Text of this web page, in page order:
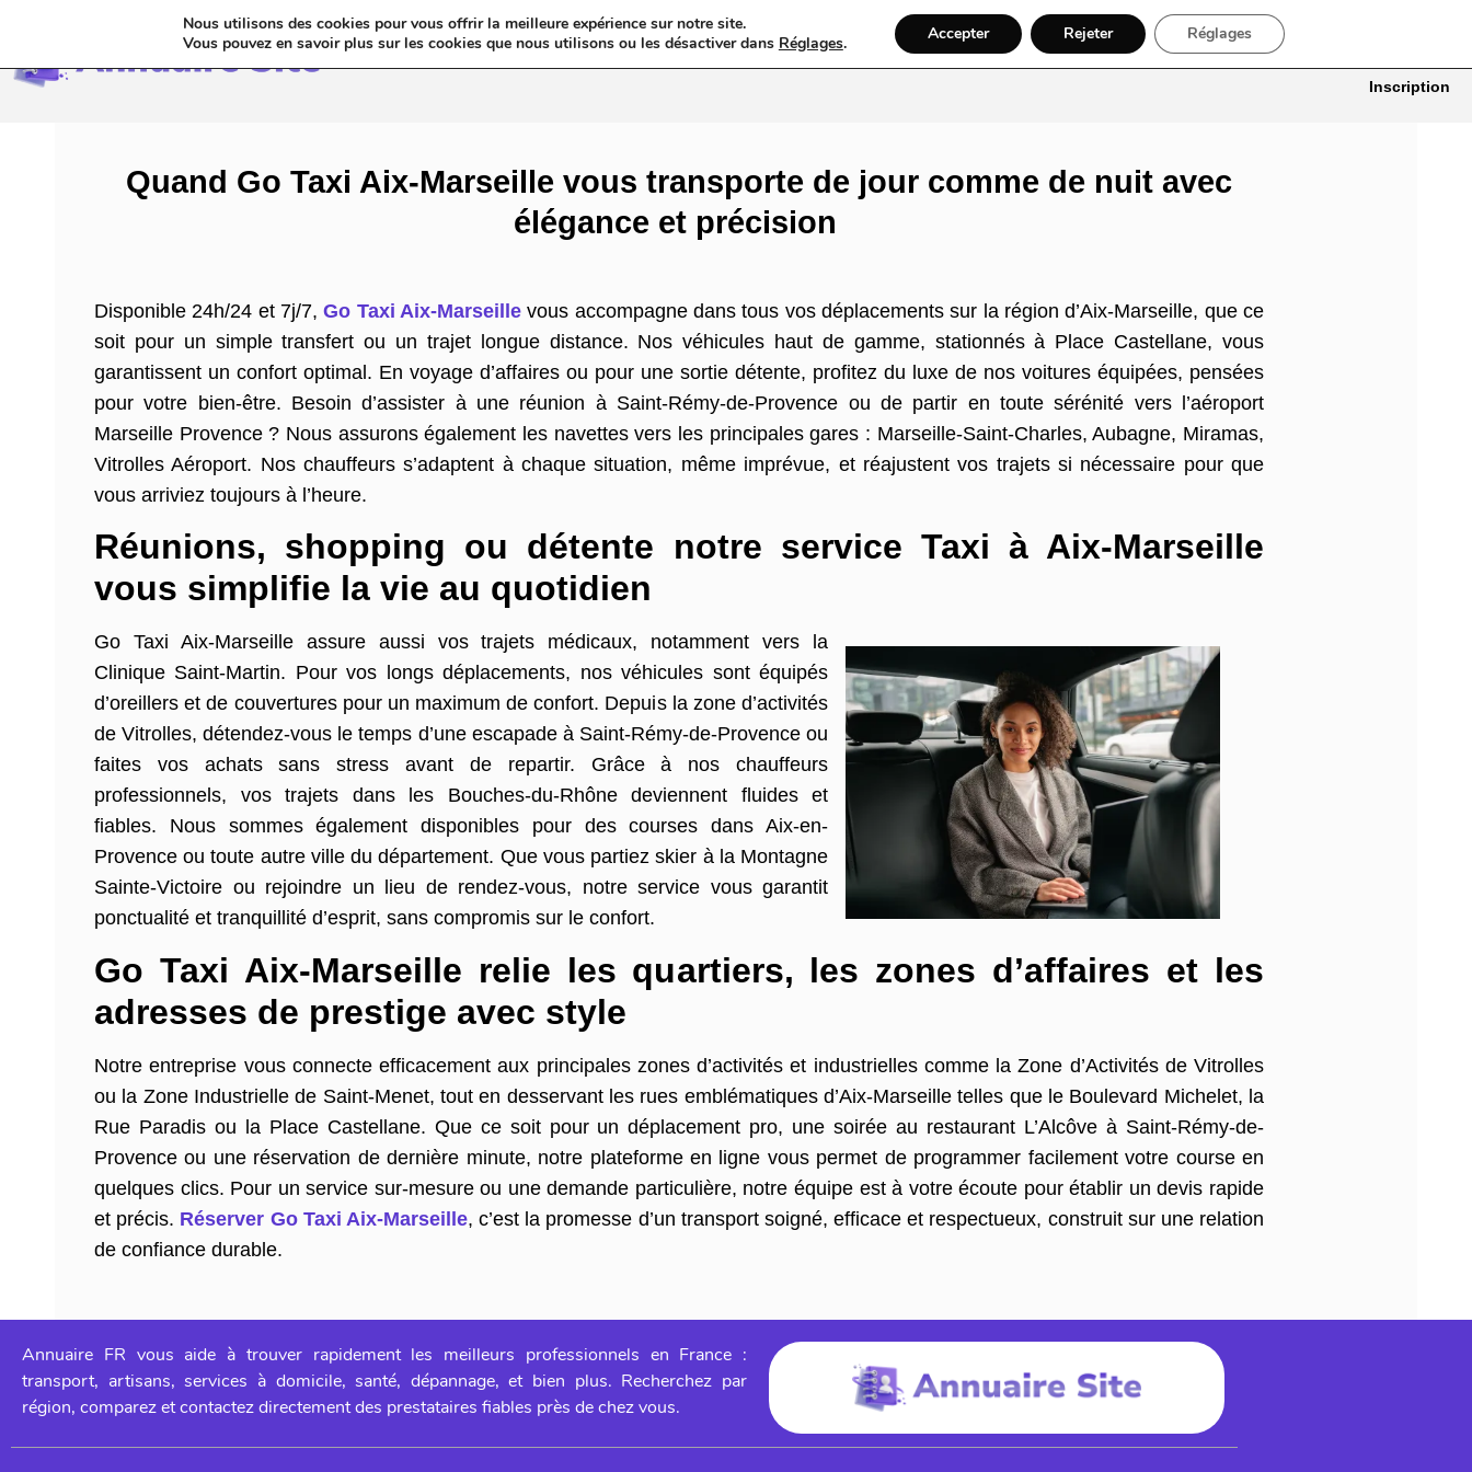
Annuaires & Blogs Web Taxi VTC Ambulance Locations De Voitures Bâtiment, Artisans & Électriciens
Inscription
Quand Go Taxi Aix-Marseille vous transporte de jour comme de nuit avec
élégance et précision
Disponible 24h/24 et 7j/7,Go Taxi Aix-Marseille vous accompagne dans tous vos déplacements sur la région d’Aix-Marseille, que ce
soit pour un simple transfert ou un trajet longue distance. Nos véhicules haut de gamme, stationnés à Place Castellane, vous
garantissent un confort optimal. En voyage d’affaires ou pour une sortie détente, profitez du luxe de nos voitures équipées, pensées
pour votre bien-être. Besoin d’assister à une réunion à Saint-Rémy-de-Provence ou de partir en toute sérénité vers l’aéroport
Marseille Provence ? Nous assurons également les navettes vers les principales gares : Marseille-Saint-Charles, Aubagne, Miramas,
Vitrolles Aéroport. Nos chauffeurs s’adaptent à chaque situation, même imprévue, et réajustent vos trajets si nécessaire pour que
vous arriviez toujours à l’heure.
Réunions, shopping ou détente notre service Taxi à Aix-Marseille
vous simplifie la vie au quotidien
Go Taxi Aix-Marseille assure aussi vos trajets médicaux, notamment vers la
Clinique Saint-Martin. Pour vos longs déplacements, nos véhicules sont équipés
d’oreillers et de couvertures pour un maximum de confort. Depuis la zone d’activités
de Vitrolles, détendez-vous le temps d’une escapade à Saint-Rémy-de-Provence ou
faites vos achats sans stress avant de repartir. Grâce à nos chauffeurs
professionnels, vos trajets dans les Bouches-du-Rhône deviennent fluides et
fiables. Nous sommes également disponibles pour des courses dans Aix-en-
Provence ou toute autre ville du département. Que vous partiez skier à la Montagne
Sainte-Victoire ou rejoindre un lieu de rendez-vous, notre service vous garantit
ponctualité et tranquillité d’esprit, sans compromis sur le confort.
Go Taxi Aix-Marseille relie les quartiers, les zones d’affaires et les
adresses de prestige avec style
Notre entreprise vous connecte efficacement aux principales zones d’activités et industrielles comme la Zone d’Activités de Vitrolles
ou la Zone Industrielle de Saint-Menet, tout en desservant les rues emblématiques d’Aix-Marseille telles que le Boulevard Michelet, la
Rue Paradis ou la Place Castellane. Que ce soit pour un déplacement pro, une soirée au restaurant L’Alcôve à Saint-Rémy-de-
Provence ou une réservation de dernière minute, notre plateforme en ligne vous permet de programmer facilement votre course en
quelques clics. Pour un service sur-mesure ou une demande particulière, notre équipe est à votre écoute pour établir un devis rapide
et précis. Réserver Go Taxi Aix-Marseille, c’est la promesse d’un transport soigné, efficace et respectueux, construit sur une relation
de confiance durable.
Annuaire FR vous aide à trouver rapidement les meilleurs professionnels en France :
transport, artisans, services à domicile, santé, dépannage, et bien plus. Recherchez par
région, comparez et contactez directement des prestataires fiables près de chez vous.
Nous utilisons des cookies pour vous offrir la meilleure expérience sur notre site.
Vous pouvez en savoir plus sur les cookies que nous utilisons ou les désactiver dans Réglages. Accepter Rejeter Réglages